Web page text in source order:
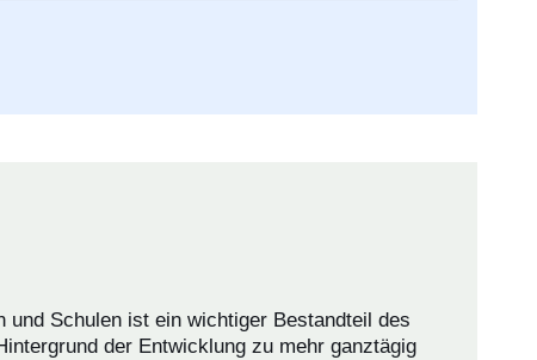
und Schulen ist ein wichtiger Bestandteil des
der Entwicklung zu mehr ganztägig